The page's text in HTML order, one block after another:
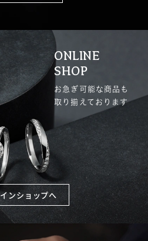
ONLINE
SHOP
お急ぎ可能な商品も
取り揃えております
ンショップへ